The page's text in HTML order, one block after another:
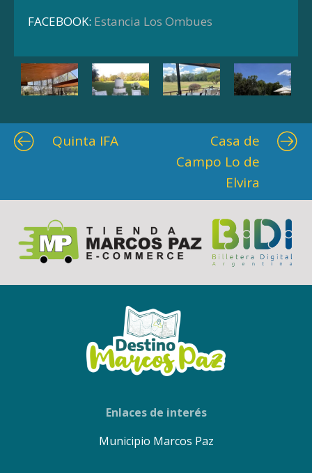
FACEBOOK: Estancia Los Ombues
Quinta IFA
Casa de
Campo Lo de
Elvira
Enlaces de interés
Municipio Marcos Paz